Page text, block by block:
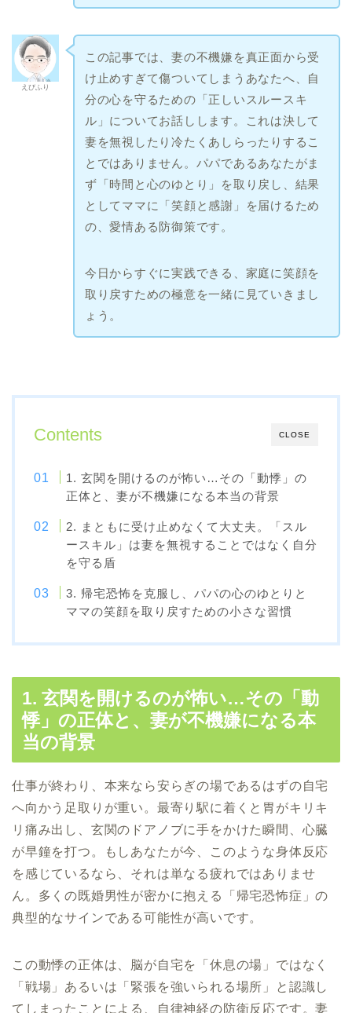
えびふり
この記事では、妻の不機嫌を真正面から受
け止めすぎて傷ついてしまうあなたへ、自
分の心を守るための「正しいスルースキ
ル」についてお話しします。これは決して
妻を無視したり冷たくあしらったりするこ
とではありません。パパであるあなたがま
ず「時間と心のゆとり」を取り戻し、結果
としてママに「笑顔と感謝」を届けるため
の、愛情ある防御策です。
今日からすぐに実践できる、家庭に笑顔を
取り戻すための極意を一緒に見ていきまし
ょう。
CLOSE
Contents
1. 玄関を開けるのが怖い…その「動悸」の
正体と、妻が不機嫌になる本当の背景
2. まともに受け止めなくて大丈夫。「スル
ースキル」は妻を無視することではなく自分
を守る盾
3. 帰宅恐怖を克服し、パパの心のゆとりと
ママの笑顔を取り戻すための小さな習慣
1. 玄関を開けるのが怖い…その「動
悸」の正体と、妻が不機嫌になる本
当の背景
仕事が終わり、本来なら安らぎの場であるはずの自宅
へ向かう足取りが重い。最寄り駅に着くと胃がキリキ
リ痛み出し、玄関のドアノブに手をかけた瞬間、心臓
が早鐘を打つ。もしあなたが今、このような身体反応
を感じているなら、それは単なる疲れではありませ
ん。多くの既婚男性が密かに抱える「帰宅恐怖症」の
典型的なサインである可能性が高いです。
この動悸の正体は、脳が自宅を「休息の場」ではなく
「戦場」あるいは「緊張を強いられる場所」と認識し
てしまったことによる、自律神経の防衛反応です。妻